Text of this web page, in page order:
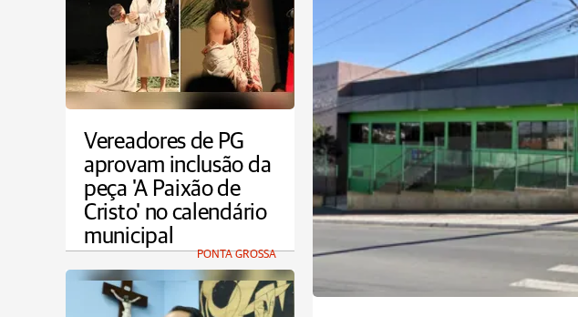
Vereadores de PG
aprovam inclusão da
peça 'A Paixão de
Cristo' no calendário
municipal
PONTA GROSSA